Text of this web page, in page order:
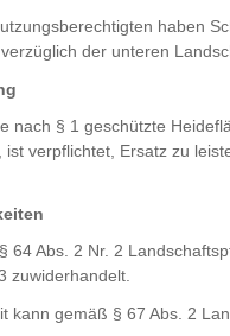
haben
der unteren
nach § 1 geschützte
ist verpflichtet, Ersatz zu
64 Abs. 2 Nr. 2
zuwiderhandelt.
kann gemäß § 67 Abs. 2